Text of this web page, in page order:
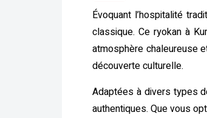
Évoquant l’hospitalité
classique. Ce ryokan à
atmosphère chaleureuse
découverte culturelle.
Adaptées à divers types
authentiques. Que vous